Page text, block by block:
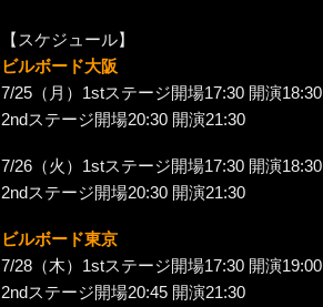
【スケジュール】
ビルボード大阪
7/25（月）1stステージ開場17:30 開演18:30
2ndステージ開場20:30 開演21:30
7/26（火）1stステージ開場17:30 開演18:30
2ndステージ開場20:30 開演21:30
ビルボード東京
7/28（木）1stステージ開場17:30 開演19:00
2ndステージ開場20:45 開演21:30